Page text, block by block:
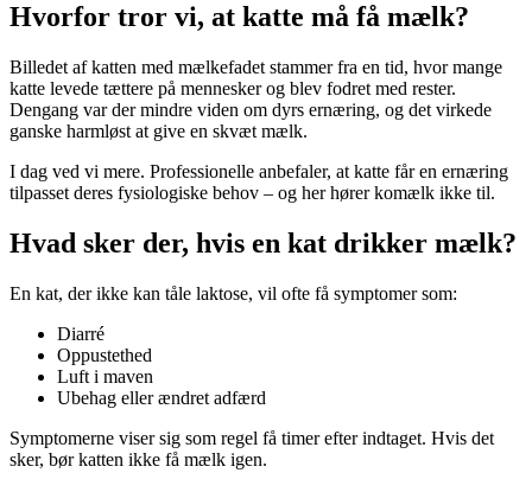
Hvorfor tror vi, at katte må få mælk?
Billedet af katten med mælkefadet stammer fra en tid, hvor mange
katte levede tættere på mennesker og blev fodret med rester.
Dengang var der mindre viden om dyrs ernæring, og det virkede
ganske harmløst at give en skvæt mælk.
I dag ved vi mere. Professionelle anbefaler, at katte får en ernæring
tilpasset deres fysiologiske behov – og her hører komælk ikke til.
Hvad sker der, hvis en kat drikker mælk?
En kat, der ikke kan tåle laktose, vil ofte få symptomer som:
Diarré
Oppustethed
Luft i maven
Ubehag eller ændret adfærd
Symptomerne viser sig som regel få timer efter indtaget. Hvis det
sker, bør katten ikke få mælk igen.